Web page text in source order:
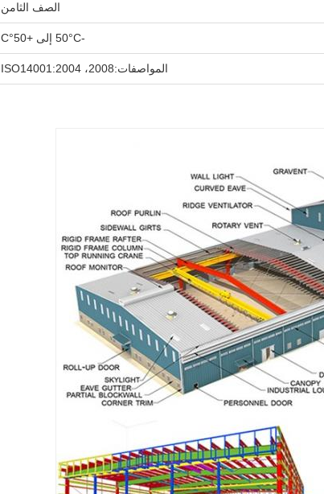
الصف الثامن
-50°C إلى +50°C
المواصفات:2008، ISO14001:2004